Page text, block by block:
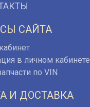
САЙТА
в личном кабинете
по VIN
И ДОСТАВКА